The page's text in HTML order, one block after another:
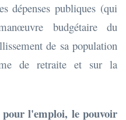
dépenses publiques (qui
budgétaire du
de sa population
de retraite et sur la
pour l'emploi, le pouvoir